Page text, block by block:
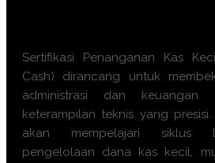
Sertifikasi Penanganan Kas
Cash) dirancang untuk
administrasi dan keuangan
keterampilan teknis yang presisi.
akan mempelajari siklus
pengelolaan dana kas kecil,